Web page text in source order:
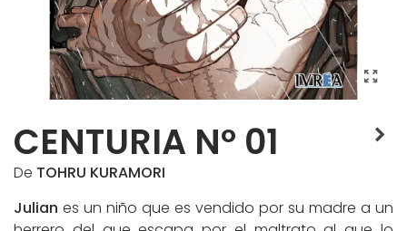
CENTURIA Nº 01
De TOHRU KURAMORI
Julian es un niño que es vendido por su madre a un